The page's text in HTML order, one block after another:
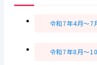
令和7年4月～7
令和7年8月～